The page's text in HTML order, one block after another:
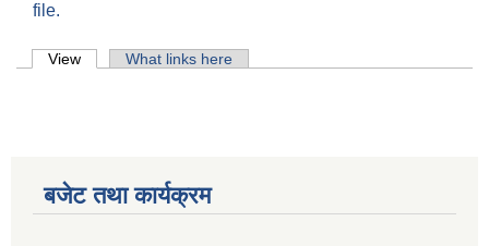
file.
Primary tabs
View (active tab)What links here
बजेट तथा कार्यक्रम